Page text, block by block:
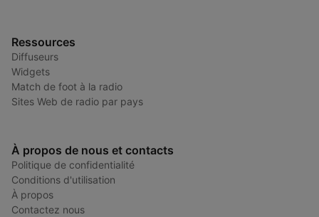
Ressources
Diffuseurs
Widgets
Match de foot à la radio
Sites Web de radio par pays
À propos de nous et contacts
Politique de confidentialité
Conditions d'utilisation
À propos
Contactez nous